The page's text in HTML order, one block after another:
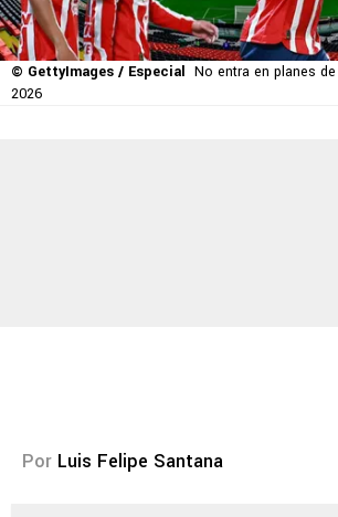
© GettyImages / Especial No entra en planes
2026
Por Luis Felipe Santana